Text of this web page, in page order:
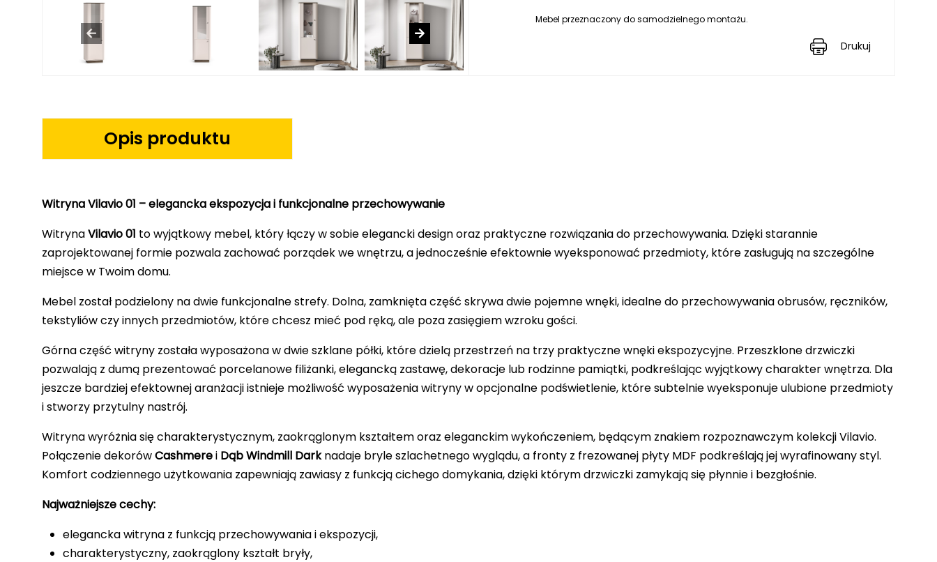
Mebel przeznaczony do samodzielnego montażu.
Drukuj
Opis produktu
Witryna Vilavio 01 – elegancka ekspozycja i funkcjonalne przechowywanie
WitrynaVilavio 01 to wyjątkowy mebel, który łączy w sobie elegancki design oraz praktyczne rozwiązania do przechowywania. Dzięki starannie
zaprojektowanej formie pozwala zachować porządek we wnętrzu, a jednocześnie efektownie wyeksponować przedmioty, które zasługują na szczególne
miejsce w Twoim domu.
Mebel został podzielony na dwie funkcjonalne strefy. Dolna, zamknięta część skrywa dwie pojemne wnęki, idealne do przechowywania obrusów, ręczników,
tekstyliów czy innych przedmiotów, które chcesz mieć pod ręką, ale poza zasięgiem wzroku gości.
Górna część witryny została wyposażona w dwie szklane półki, które dzielą przestrzeń na trzy praktyczne wnęki ekspozycyjne. Przeszklone drzwiczki
pozwalają z dumą prezentować porcelanowe filiżanki, elegancką zastawę, dekoracje lub rodzinne pamiątki, podkreślając wyjątkowy charakter wnętrza. Dla
jeszcze bardziej efektownej aranżacji istnieje możliwość wyposażenia witryny w opcjonalne podświetlenie, które subtelnie wyeksponuje ulubione przedmioty
i stworzy przytulny nastrój.
Witryna wyróżnia się charakterystycznym, zaokrąglonym kształtem oraz eleganckim wykończeniem, będącym znakiem rozpoznawczym kolekcji Vilavio.
Połączenie dekorówCashmerei Dąb Windmill Darknadaje bryle szlachetnego wyglądu, a fronty z frezowanej płyty MDF podkreślają jej wyrafinowany styl.
Komfort codziennego użytkowania zapewniają zawiasy z funkcją cichego domykania, dzięki którym drzwiczki zamykają się płynnie i bezgłośnie.
Najważniejsze cechy:
elegancka witryna z funkcją przechowywania i ekspozycji,
charakterystyczny, zaokrąglony kształt bryły,